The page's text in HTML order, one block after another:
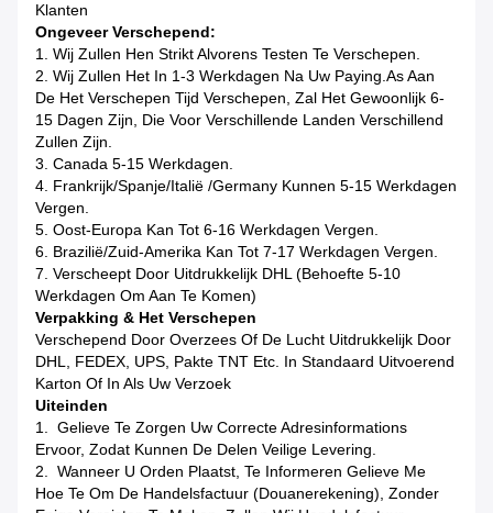
Klanten
Ongeveer Verschepend:
1. Wij Zullen Hen Strikt Alvorens Testen Te Verschepen.
2. Wij Zullen Het In 1-3 Werkdagen Na Uw Paying.as Aan
De Het Verschepen Tijd Verschepen, Zal Het Gewoonlijk 6-
15 Dagen Zijn, Die Voor Verschillende Landen Verschillend
Zullen Zijn.
3. Canada 5-15 Werkdagen.
4. Frankrijk/Spanje/Italië /Germany Kunnen 5-15 Werkdagen
Vergen.
5. Oost-Europa Kan Tot 6-16 Werkdagen Vergen.
6. Brazilië/Zuid-Amerika Kan Tot 7-17 Werkdagen Vergen.
7. Verscheept Door Uitdrukkelijk DHL (Behoefte 5-10
Werkdagen Om Aan Te Komen)
Verpakking & Het Verschepen
Verschepend Door Overzees Of De Lucht Uitdrukkelijk Door
DHL, FEDEX, UPS, Pakte TNT Etc. In Standaard Uitvoerend
Karton Of In Als Uw Verzoek
Uiteinden
1. Gelieve Te Zorgen Uw Correcte Adresinformations
Ervoor, Zodat Kunnen De Delen Veilige Levering.
2. Wanneer U Orden Plaatst, Te Informeren Gelieve Me
Hoe Te Om De Handelsfactuur (Douanerekening), Zonder